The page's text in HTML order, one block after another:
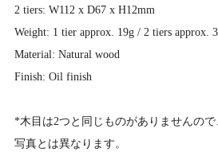
2 tiers: W112 x D67 x H12mm
Weight: 1 tier approx. 19g / 2 tiers approx.
Material: Natural wood
Finish: Oil finish
*木目は2つと同じものがありませんの
写真とは異なります。